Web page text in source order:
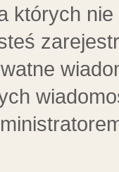
których